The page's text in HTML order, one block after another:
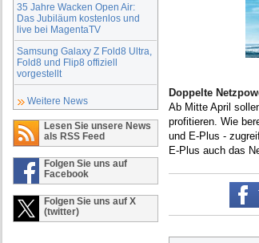
35 Jahre Wacken Open Air:
Das Jubiläum kostenlos und
live bei MagentaTV
Samsung Galaxy Z Fold8 Ultra,
Fold8 und Flip8 offiziell
vorgestellt
Weitere News
Lesen Sie unsere News
als RSS Feed
Folgen Sie uns auf
Facebook
Folgen Sie uns auf X
(twitter)
Doppelte
Ab Mitte April
profitieren. Wie
und E-Plus -
E-Plus auch das